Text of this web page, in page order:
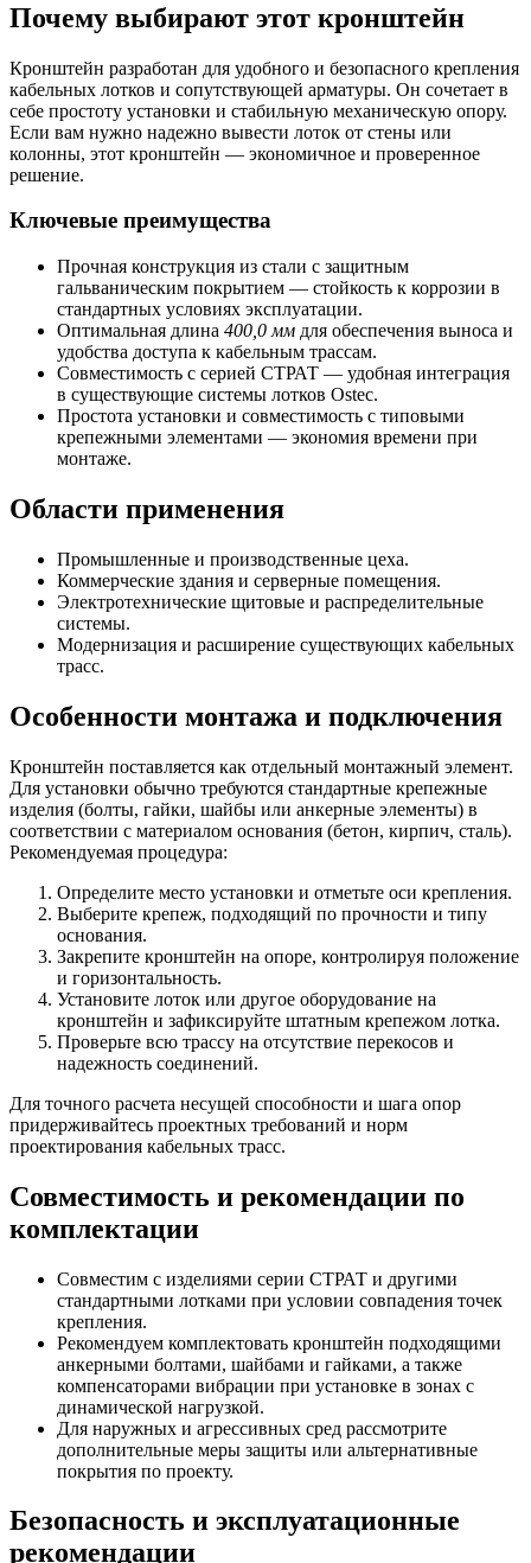
Почему выбирают этот кронштейн
Кронштейн разработан для удобного и безопасного крепления
кабельных лотков и сопутствующей арматуры. Он сочетает в
себе простоту установки и стабильную механическую опору.
Если вам нужно надежно вывести лоток от стены или
колонны, этот кронштейн — экономичное и проверенное
решение.
Ключевые преимущества
Прочная конструкция из стали с защитным
гальваническим покрытием — стойкость к коррозии в
стандартных условиях эксплуатации.
Оптимальная длина 400,0 мм для обеспечения выноса и
удобства доступа к кабельным трассам.
Совместимость с серией СТРАТ — удобная интеграция
в существующие системы лотков Ostec.
Простота установки и совместимость с типовыми
крепежными элементами — экономия времени при
монтаже.
Области применения
Промышленные и производственные цеха.
Коммерческие здания и серверные помещения.
Электротехнические щитовые и распределительные
системы.
Модернизация и расширение существующих кабельных
трасс.
Особенности монтажа и подключения
Кронштейн поставляется как отдельный монтажный элемент.
Для установки обычно требуются стандартные крепежные
изделия (болты, гайки, шайбы или анкерные элементы) в
соответствии с материалом основания (бетон, кирпич, сталь).
Рекомендуемая процедура:
Определите место установки и отметьте оси крепления.
Выберите крепеж, подходящий по прочности и типу
основания.
Закрепите кронштейн на опоре, контролируя положение
и горизонтальность.
Установите лоток или другое оборудование на
кронштейн и зафиксируйте штатным крепежом лотка.
Проверьте всю трассу на отсутствие перекосов и
надежность соединений.
Для точного расчета несущей способности и шага опор
придерживайтесь проектных требований и норм
проектирования кабельных трасс.
Совместимость и рекомендации по
комплектации
Совместим с изделиями серии СТРАТ и другими
стандартными лотками при условии совпадения точек
крепления.
Рекомендуем комплектовать кронштейн подходящими
анкерными болтами, шайбами и гайками, а также
компенсаторами вибрации при установке в зонах с
динамической нагрузкой.
Для наружных и агрессивных сред рассмотрите
дополнительные меры защиты или альтернативные
покрытия по проекту.
Безопасность и эксплуатационные
рекомендации